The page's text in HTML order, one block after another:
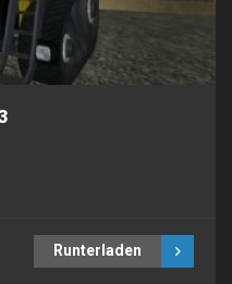
Runterladen